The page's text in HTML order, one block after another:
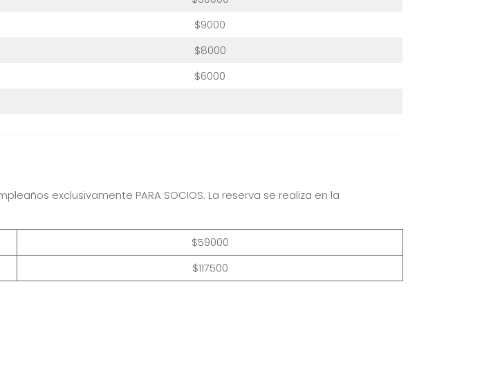
$9000
$8000
$6000
exclusivamente PARA SOCIOS. La reserva se realiza en la
$59000
$117500